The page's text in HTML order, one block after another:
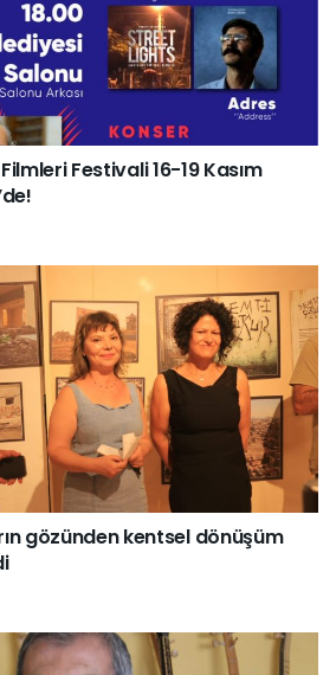
Festivali 16-19 Kasım
gözünden kentsel dönüşüm